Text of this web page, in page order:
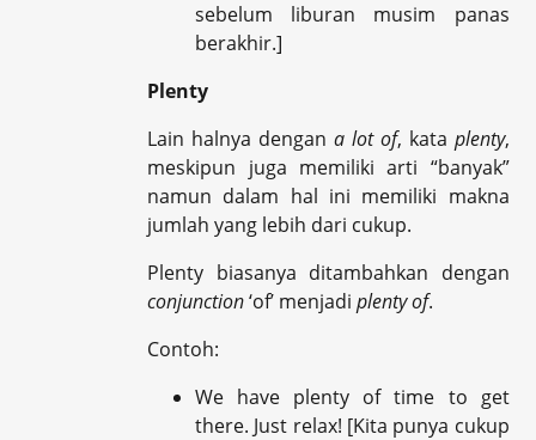
sebelum liburan musim panas
berakhir.]
Plenty
Lain halnya dengan a lot of, kata plenty,
meskipun juga memiliki arti “banyak”
namun dalam hal ini memiliki makna
jumlah yang lebih dari cukup.
Plenty biasanya ditambahkan dengan
conjunction‘of’ menjadiplenty of.
Contoh:
We have plenty of time to get
there. Just relax! [Kita punya cukup